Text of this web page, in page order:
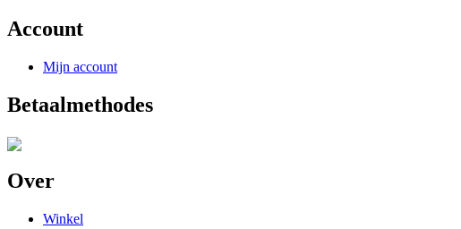
Account
Mijn account
Betaalmethodes
Over
Winkel